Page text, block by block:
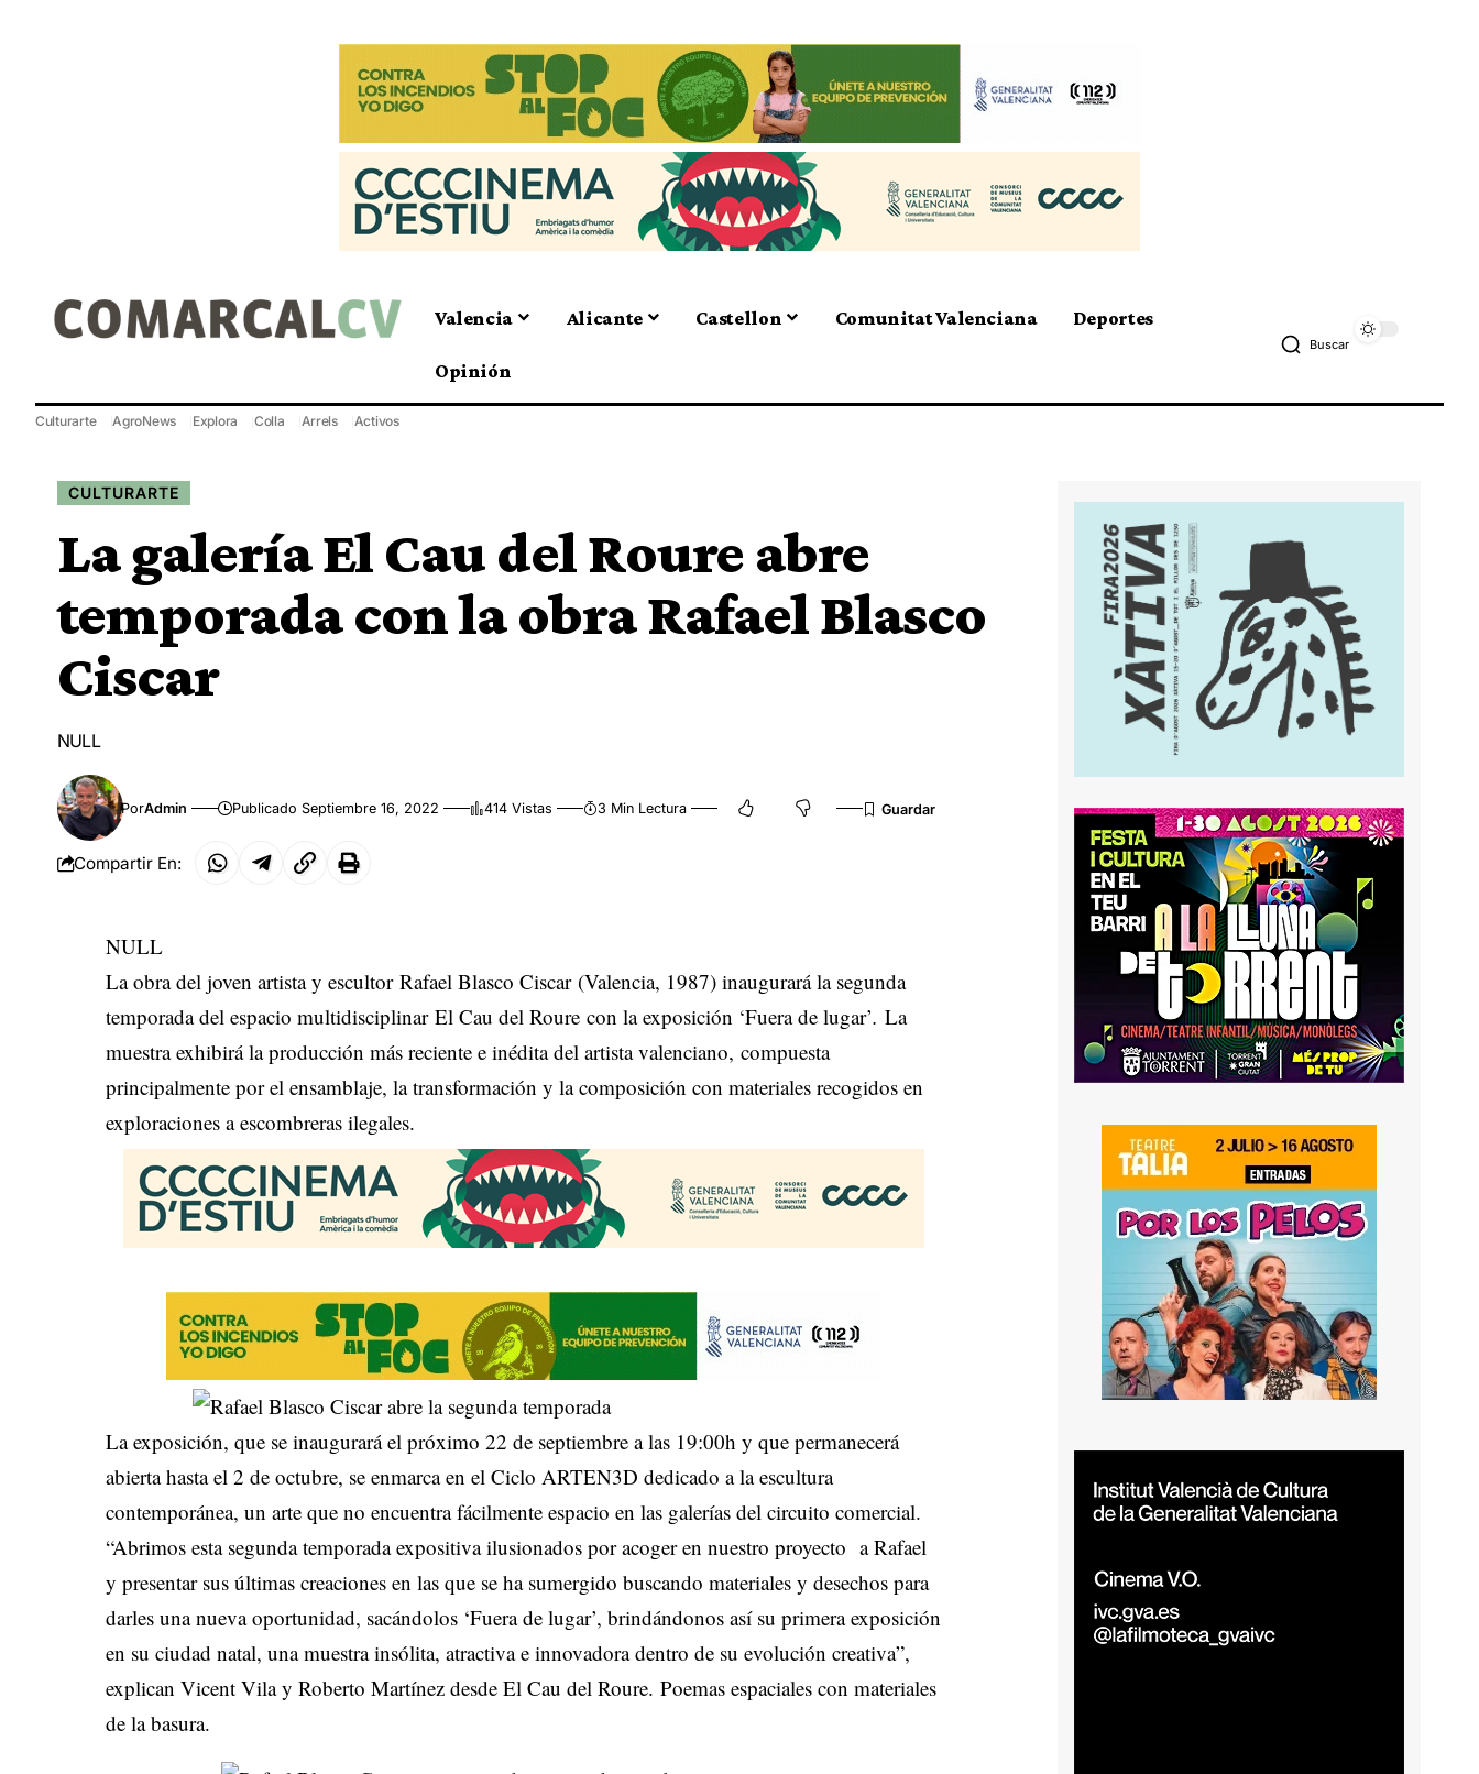
Valencia Alicante Castellon Comunitat Valenciana Deportes
Opinión
Buscar
Culturarte AgroNews Explora Colla Arrels Activos
CULTURARTE
La galería El Cau del Roure abre
temporada con la obra Rafael Blasco
Ciscar
NULL
PorAdmin Publicado Septiembre 16, 2022 414 Vistas 3 Min Lectura
Compartir En:
NULL
La obra del joven artista y escultor Rafael Blasco Ciscar (Valencia, 1987) inaugurará la segunda
temporada del espacio multidisciplinar El Cau del Roure con la exposición ‘Fuera de lugar’.La
muestra exhibirá la producción más reciente e inédita del artista valenciano,compuesta
principalmente por el ensamblaje, la transformación y la composición con materiales recogidos en
exploraciones a escombreras ilegales.
La exposición, que se inaugurará el próximo 22 de septiembre a las 19:00h y que permanecerá
abierta hasta el 2 de octubre, se enmarca en el Ciclo ARTEN3D dedicado a la escultura
contemporánea, un arte que no encuentra fácilmente espacio en las galerías del circuito comercial.
“Abrimos esta segunda temporada expositiva ilusionados por acoger en nuestro proyecto a Rafael
y presentar sus últimas creaciones en las que se ha sumergido buscando materiales y desechos para
darles una nueva oportunidad, sacándolos ‘Fuera de lugar’, brindándonos así su primera exposición
en su ciudad natal, una muestra insólita, atractiva e innovadora dentro de su evolución creativa”,
explican Vicent Vila y Roberto Martínez desde El Cau del Roure.Poemas espaciales con materiales
de la basura.